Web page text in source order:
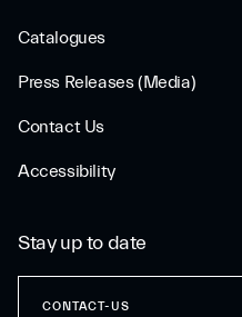
Catalogues
Press Releases (Media)
Contact Us
Accessibility
Stay up to date
CONTACT-US